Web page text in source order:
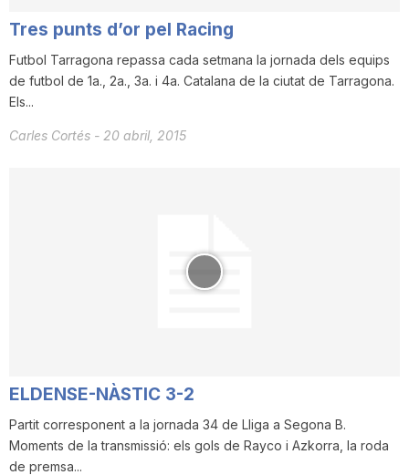
Tres punts d’or pel Racing
​Futbol Tarragona repassa cada setmana la jornada dels equips
de futbol de 1a., 2a., 3a. i 4a. Catalana de la ciutat de Tarragona.
Els...
Carles Cortés - 20 abril, 2015
ELDENSE-NÀSTIC 3-2
Partit corresponent a la jornada 34 de Lliga a Segona B.
Moments de la transmissió: els gols de Rayco i Azkorra, la roda
de premsa...